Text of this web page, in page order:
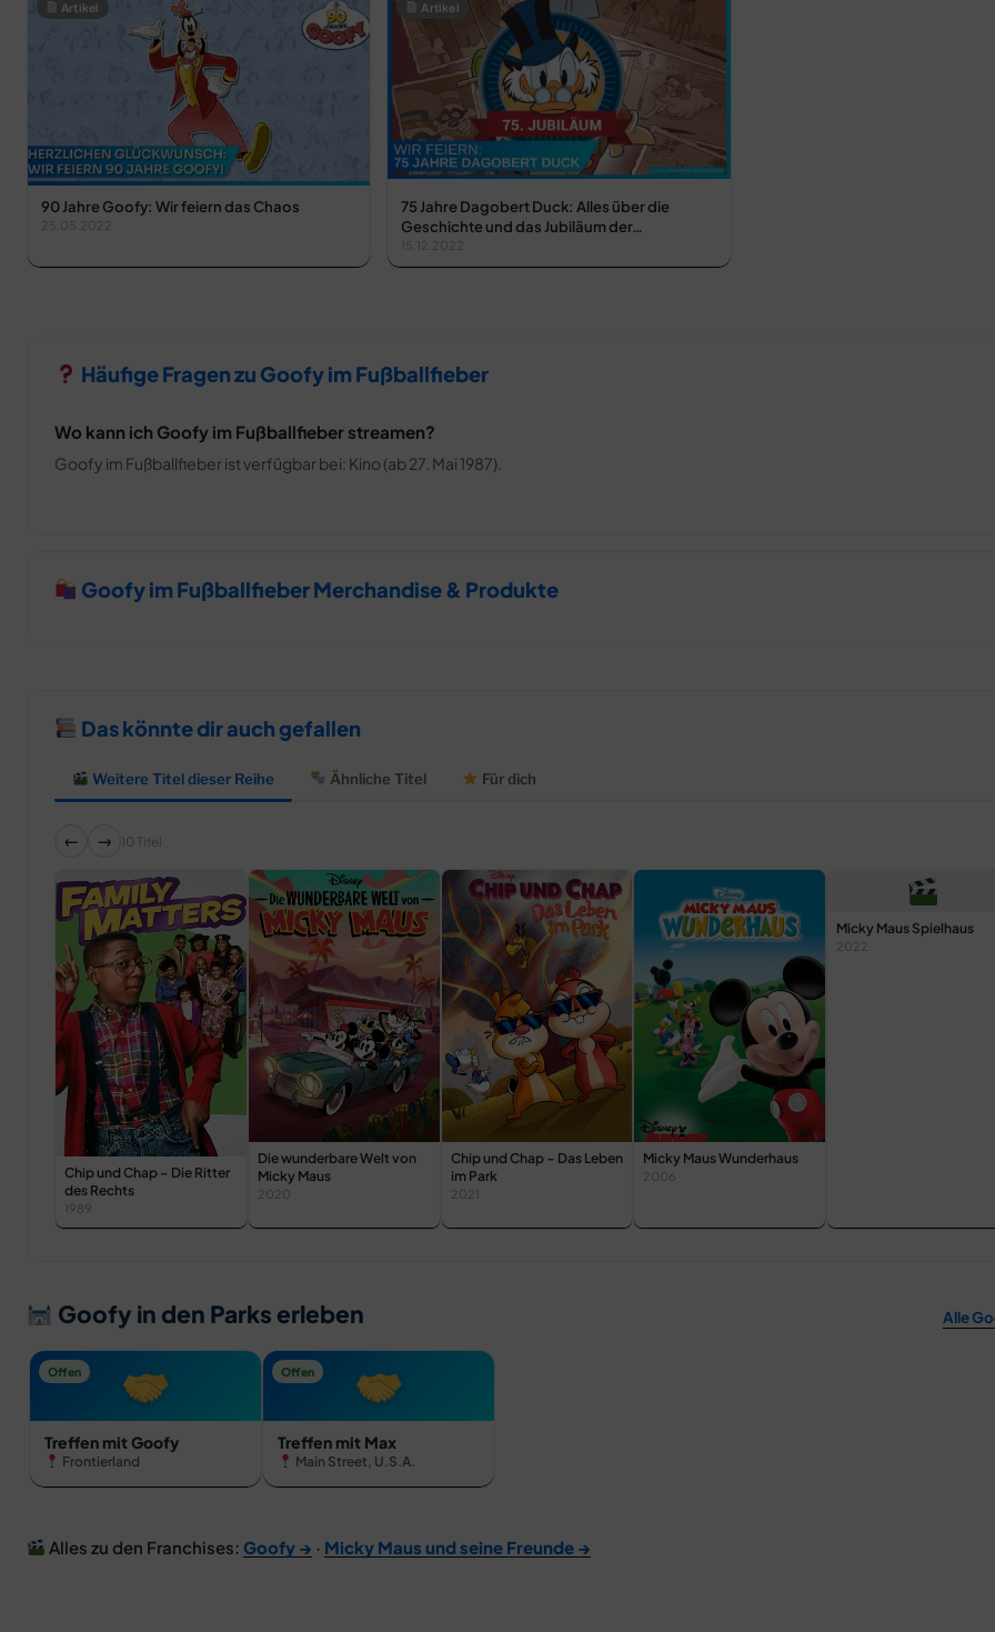
Artikel
90 Jahre Goofy: Wir feiern das Chaos
25.05.2022
Artikel
75 Jahre Dagobert Duck: Alles über die
Geschichte und das Jubiläum der…
15.12.2022
Häufige Fragen zu Goofy im Fußballfieber
Wo kann ich Goofy im Fußballfieber streamen?
Goofy im Fußballfieber ist verfügbar bei: Kino (ab 27. Mai 1987).
Goofy im Fußballfieber Merchandise & Produkte
Das könnte dir auch gefallen
Weitere Titel dieser Reihe Ähnliche Titel Für dich
← → 10 Titel
Chip und Chap – Die Ritter
des Rechts
1989
Die wunderbare Welt von
Micky Maus
2020
Chip und Chap – Das Leben
im Park
2021
Micky Maus Wunderhaus
2006
Micky Maus Spielhaus
2022
Goofy in den Parks erleben Alle
Offen
Treffen mit Goofy
Frontierland
Offen
Treffen mit Max
Main Street, U.S.A.
Alles zu den Franchises:Goofy → · Micky Maus und seine Freunde →